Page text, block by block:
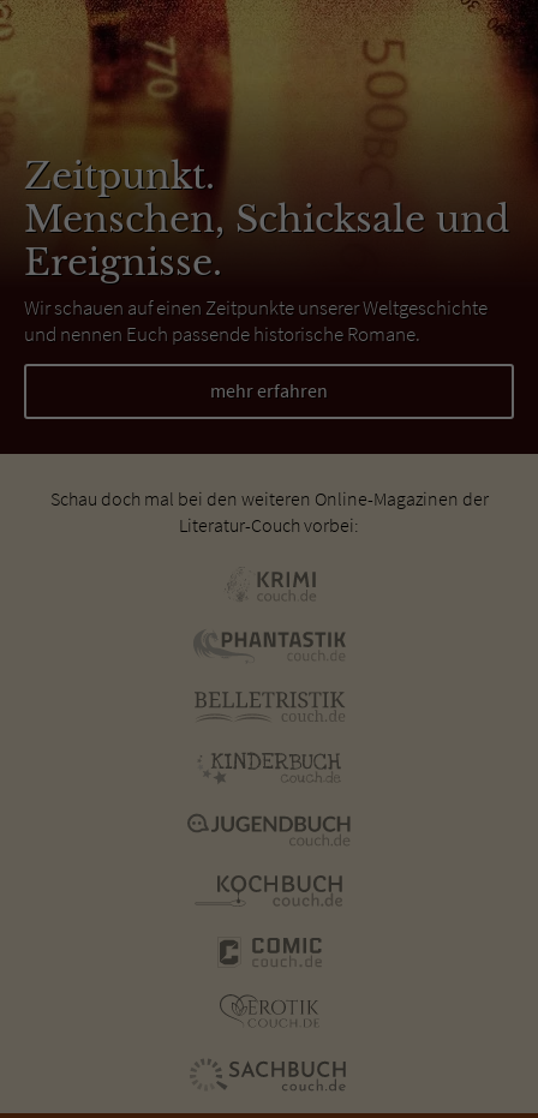
Zeitpunkt.
Menschen, Schicksale und
Ereignisse.
Wir schauen auf einen Zeitpunkte unserer Weltgeschichte
und nennen Euch passende historische Romane.
mehr erfahren
Schau doch mal bei den weiteren Online-Magazinen der
Literatur-Couch vorbei: